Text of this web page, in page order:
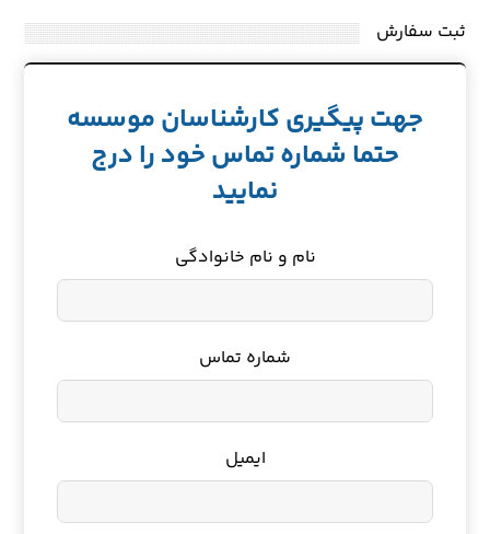
ثبت سفارش
جهت پیگیری کارشناسان موسسه
حتما شماره تماس خود را درج
نمایید
نام و نام خانوادگی
شماره تماس
ایمیل